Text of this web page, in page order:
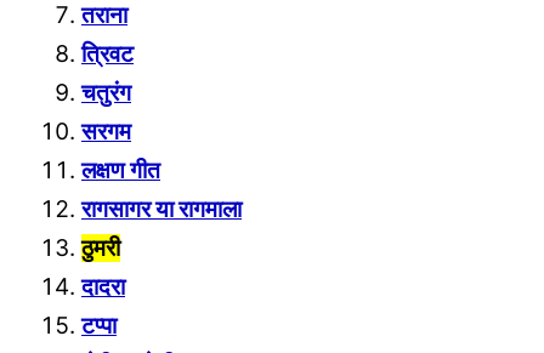
तराना
त्रिवट
चतुरंग
सरगम
लक्षण गीत
रागसागर या रागमाला
ठुमरी
दादरा
टप्पा